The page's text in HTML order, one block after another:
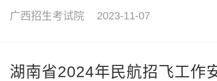
广西招生考试院 2023-11-07
湖南省2024年民航招飞工作